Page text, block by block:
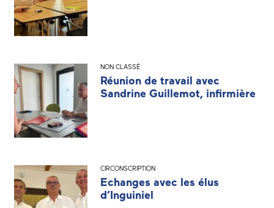
NON CLASSÉ
Réunion de travail avec
Sandrine Guillemot, infirmière
CIRCONSCRIPTION
Echanges avec les élus
d’Inguiniel